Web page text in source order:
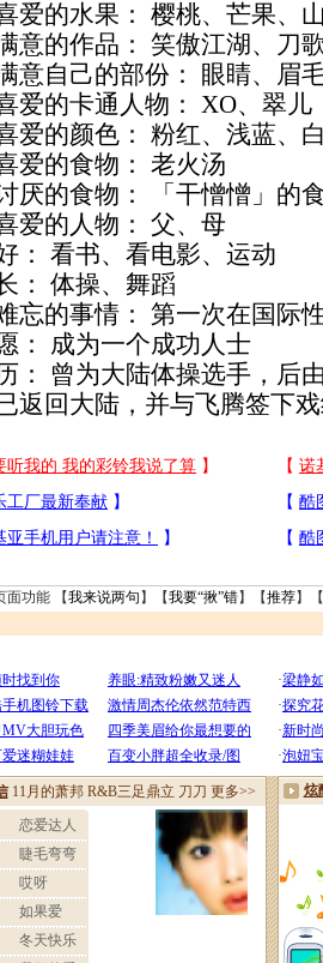
的水果： 樱桃、芒果、
的作品： 笑傲江湖、刀
自己的部份： 眼睛、眉
的卡通人物： XO、翠儿
的颜色： 粉红、浅蓝、
的食物： 老火汤
的食物： 「干憎憎」的
的人物： 父、母
看书、看电影、运动
体操、舞蹈
的事情： 第一次在国际性
成为一个成功人士
曾为大陆体操选手，后由
返回大陆，并与飞腾签下
面功能 【我来说两句 】【我要“揪”错】【推荐】